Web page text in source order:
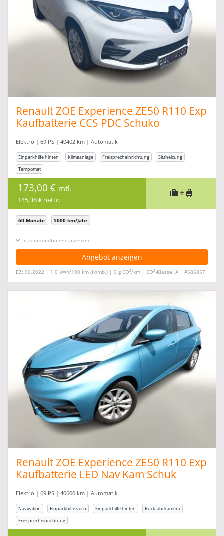
Renault ZOE Experience ZE50 R110 Exp
Kaufbatterie CCS PDC Schuko
Elektro | 69 PS | 40402 km | Automatik
Einparkhilfe hinten Klimaanlage Freisprecheinrichtung
Sitzheizung
Tempomat
173,00 € mtl.
145,38 € netto
+
60 Monate 5000 km/Jahr
Leasingkonditionen ein-/ausblenden
Angebot anzeigen
EZ: 06.2022 | 1,0 kWh/100 km (komb.) | 0 g CO2/km | CO2-Klasse: A | #585857
Renault ZOE Experience ZE50 R110 Exp
Kaufbatterie LED Nav Kam Schuk
Elektro | 69 PS | 40600 km | Automatik
Navigation Einparkhilfe vorn Einparkhilfe hinten
Rückfahrkamera
Freisprecheinrichtung